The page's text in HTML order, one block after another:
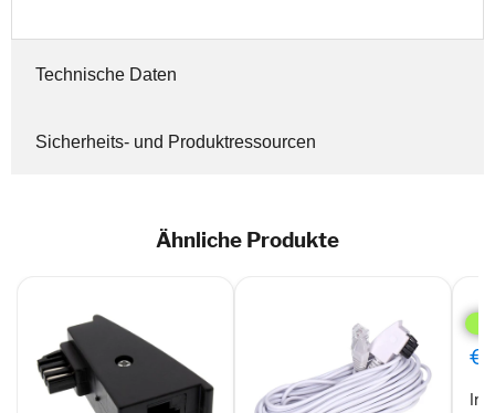
Technische Daten
Sicherheits- und Produktressourcen
Ähnliche Produkte